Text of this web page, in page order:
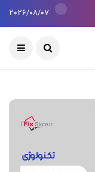
2026/08/07